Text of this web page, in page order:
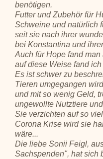
benötigen.
Futter und Zubehör für
Schweine und natürlich
seit sie nach ihrer
bei Konstantina und
Auch für Hope fand
auf diese Weise fand
Es ist schwer zu
Tieren umgegangen
und mit so wenig Geld,
ungewollte Nutztiere
Sie verzichten auf so
Corona Krise wird sie
wäre...
Die liebe Sonii Feigl,
Sachspenden", hat sich